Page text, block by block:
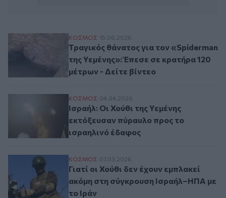
Τραγικός θάνατος για τον «Spiderman
ΚΟΣΜΟΣ 15.06.2026
Τραγικός θάνατος για τον «Spiderman
της Υεμένης»: Έπεσε σε κρατήρα 120
μέτρων - Δείτε βίντεο
Ισραήλ: Οι Χούθι της Υεμένης
ΚΟΣΜΟΣ 04.04.2026
Ισραήλ: Οι Χούθι της Υεμένης
εκτόξευσαν πύραυλο προς το
ισραηλινό έδαφος
Γιατί οι Χούθι δεν έχουν εμπλακεί
ΚΟΣΜΟΣ 07.03.2026
Γιατί οι Χούθι δεν έχουν εμπλακεί
ακόμη στη σύγκρουση Ισραήλ–ΗΠΑ με
το Ιράν